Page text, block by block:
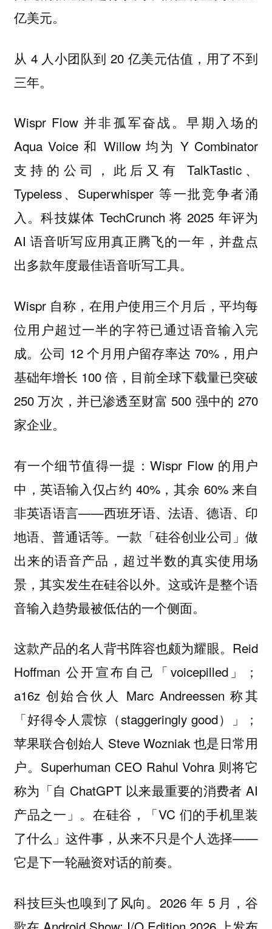
亿美元。
从 4 人小团队到 20 亿美元估值，用了不到
三年。
Wispr Flow 并非孤军奋战。早期入场的
Aqua Voice 和 Willow 均为 Y Combinator
支持的公司，此后又有 TalkTastic、
Typeless、Superwhisper 等一批竞争者涌
入。科技媒体 TechCrunch 将 2025 年评为
AI 语音听写应用真正腾飞的一年，并盘点
出多款年度最佳语音听写工具。
Wispr 自称，在用户使用三个月后，平均每
位用户超过一半的字符已通过语音输入完
成。公司 12 个月用户留存率达 70%，用户
基础年增长 100 倍，目前全球下载量已突破
250 万次，并已渗透至财富 500 强中的 270
家企业。
有一个细节值得一提：Wispr Flow 的用户
中，英语输入仅占约 40%，其余 60% 来自
非英语语言——西班牙语、法语、德语、印
地语、普通话等。一款「硅谷创业公司」做
出来的语音产品，超过半数的真实使用场
景，其实发生在硅谷以外。这或许是整个语
音输入趋势最被低估的一个侧面。
这款产品的名人背书阵容也颇为耀眼。Reid
Hoffman 公开宣布自己「voicepilled」；
a16z 创始合伙人 Marc Andreessen 称其
「好得令人震惊（staggeringly good）」；
苹果联合创始人 Steve Wozniak 也是日常用
户。Superhuman CEO Rahul Vohra 则将它
称为「自 ChatGPT 以来最重要的消费者 AI
产品之一」。在硅谷，「VC 们的手机里装
了什么」这件事，从来不只是个人选择——
它是下一轮融资对话的前奏。
科技巨头也嗅到了风向。2026 年 5 月，谷